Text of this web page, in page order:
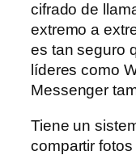
cifrado de
extremo a
es tan seguro
líderes como
Messenger
Tiene un
compartir